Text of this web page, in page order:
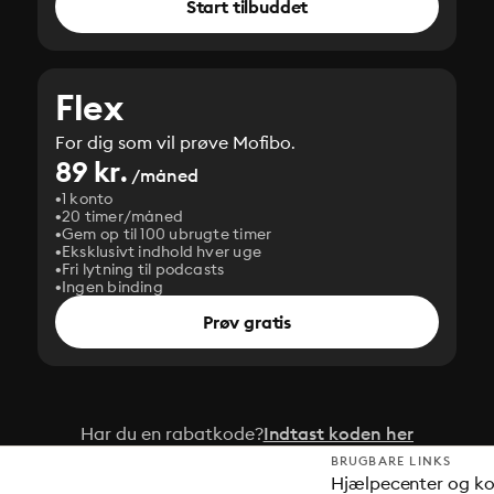
Start tilbuddet
Flex
For dig som vil prøve Mofibo.
89 kr. /måned
1 konto
20 timer/måned
Gem op til 100 ubrugte timer
Eksklusivt indhold hver uge
Fri lytning til podcasts
Ingen binding
Prøv gratis
Har du en rabatkode?Indtast koden her
BRUGBARE LINKS
Hjælpecenter og